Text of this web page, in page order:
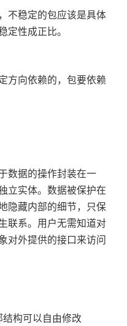
不稳定的包应该是具体
定性成正比。
方向依赖的，包要依赖
数据的操作封装在一
立实体。数据被保护在
隐藏内部的细节，只保
联系。用户无需知道对
对外提供的接口来访问
构可以自由修改